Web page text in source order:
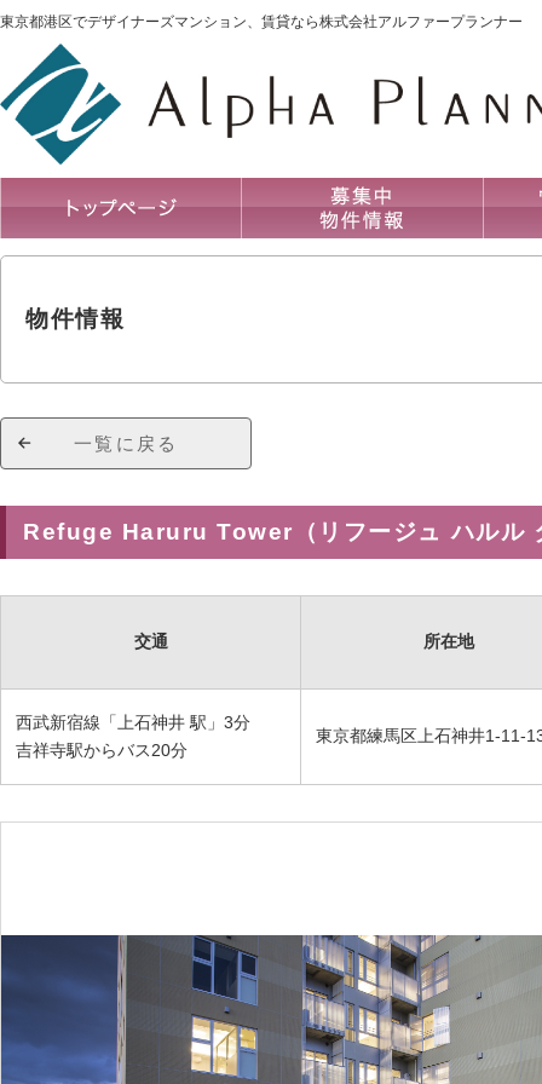
東京都港区でデザイナーズマンション、賃貸なら株式会社アルファープランナー
物件情報
一覧に戻る
Refuge Haruru Tower（リフージュ ハルル
交通 所在地
西武新宿線「上石神井 駅」3分
吉祥寺駅からバス20分
東京都練馬区上石神井1-11-